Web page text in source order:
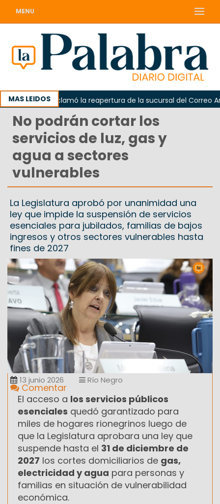
MENU
MAS LEIDOS
Odarda reclamó la reapertura de la sucursal del Correo
No podrán cortar los
servicios de luz, gas y
agua a sectores
vulnerables
La Legislatura aprobó por unanimidad una
ley que impide la suspensión de servicios
esenciales para jubilados, familias de bajos
ingresos y otros sectores vulnerables hasta
fines de 2027
13 junio 2026 Río Negro
Comentar
El acceso a los servicios públicos
esenciales quedó garantizado para
miles de hogares rionegrinos luego de
que la Legislatura aprobara una ley que
suspende hasta el 31 de diciembre de
2027 los cortes domiciliarios de gas,
electricidad y agua para personas y
familias en situación de vulnerabilidad
económica.